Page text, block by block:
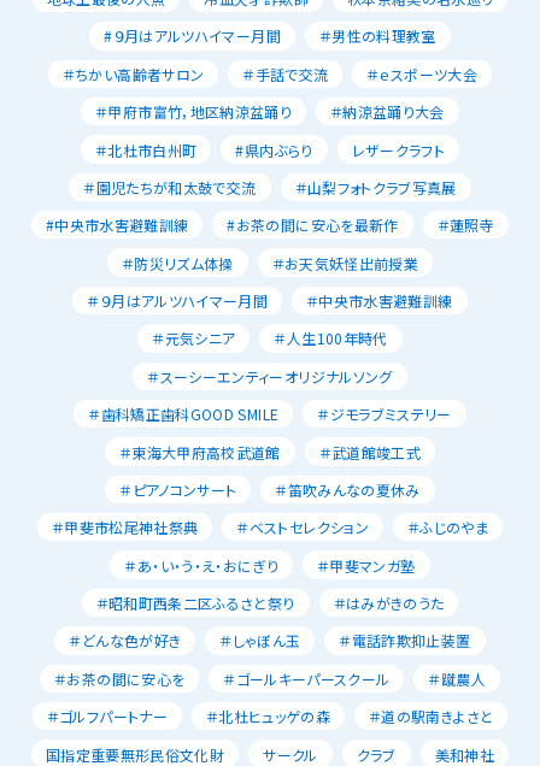
#９月はアルツハイマー月間
＃男性の料理教室
＃ちかい高齢者サロン
＃手話で交流
＃ｅスポーツ大会
＃甲府市富竹，地区納涼盆踊り
＃納涼盆踊り大会
＃北杜市白州町
#県内ぶらり
レザークラフト
＃園児たちが和太鼓で交流
＃山梨フォトクラブ写真展
#中央市水害避難訓練
#お茶の間に安心を最新作
＃蓮照寺
＃防災リズム体操
＃お天気妖怪出前授業
＃９月はアルツハイマー月間
＃中央市水害避難訓練
＃元気シニア
＃人生100年時代
＃スーシーエンティーオリジナルソング
＃歯科矯正歯科GOOD SMILE
＃ジモラブミステリー
＃東海大甲府高校武道館
＃武道館竣工式
＃ピアノコンサート
＃笛吹みんなの夏休み
＃甲斐市松尾神社祭典
＃ベストセレクション
＃ふじのやま
＃あ・い・う・え・おにぎり
＃甲斐マンガ塾
＃昭和町西条二区ふるさと祭り
＃はみがきのうた
＃どんな色が好き
＃しゃぼん玉
＃電話詐欺抑止装置
＃お茶の間に安心を
＃ゴールキーパースクール
＃蹴農人
＃ゴルフパートナー
＃北杜ヒュッゲの森
＃道の駅南きよさと
国指定重要無形民俗文化財
サークル クラブ
美和神社